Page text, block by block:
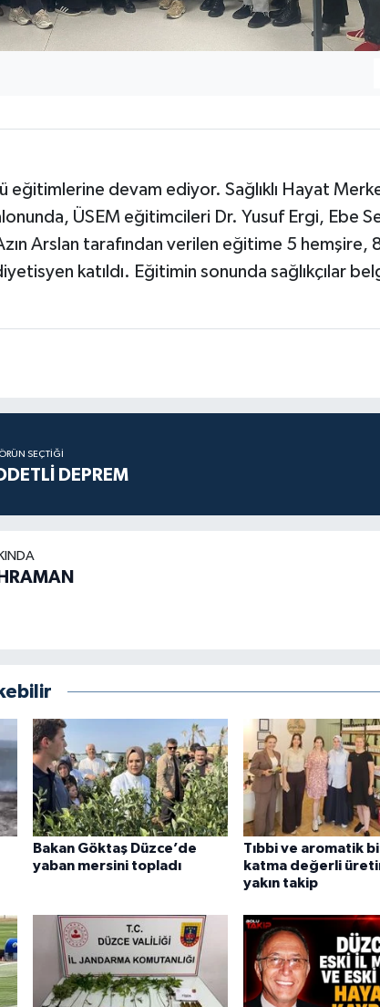
eğitimlerine devam ediyor. Sağlıklı Hayat
ÜSEM eğitimcileri Dr. Yusuf Ergi, Ebe
Arslan tarafından verilen eğitime 5 hemşire,
katıldı. Eğitimin sonunda sağlıkçılar
SEÇTIĞI
DEPREM
Bakan Göktaş Düzce’de
yaban mersini topladı
Tıbbi ve aromatik
katma değerli
yakın takip